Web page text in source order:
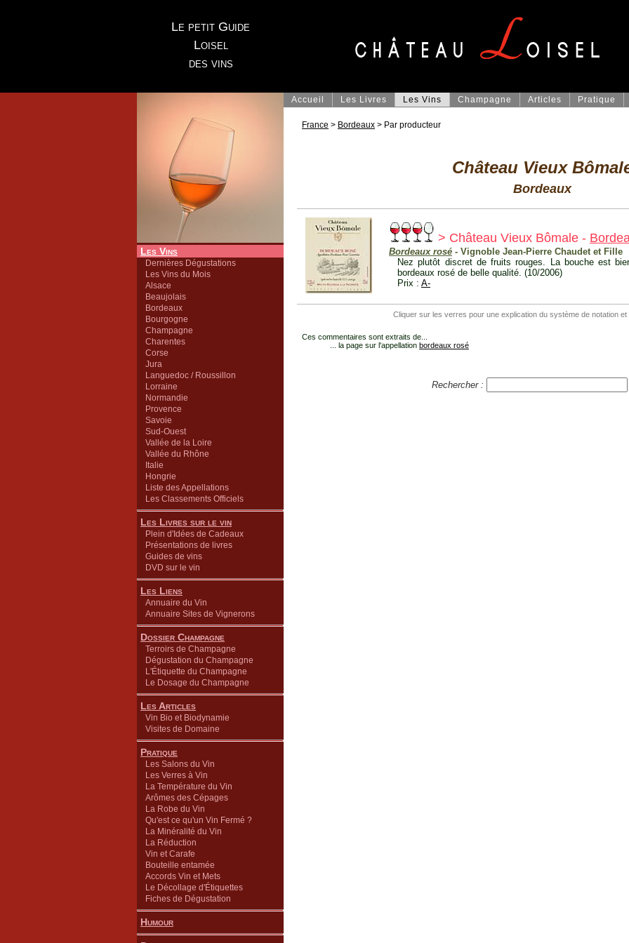
Le petit Guide
Loisel
des vins
Les Vins
Dernières Dégustations
Les Vins du Mois
Alsace
Beaujolais
Bordeaux
Bourgogne
Champagne
Charentes
Corse
Jura
Languedoc / Roussillon
Lorraine
Normandie
Provence
Savoie
Sud-Ouest
Vallée de la Loire
Vallée du Rhône
Italie
Hongrie
Liste des Appellations
Les Classements Officiels
Les Livres sur le vin
Plein d'Idées de Cadeaux
Présentations de livres
Guides de vins
DVD sur le vin
Les Liens
Annuaire du Vin
Annuaire Sites de Vignerons
Dossier Champagne
Terroirs de Champagne
Dégustation du Champagne
L'Étiquette du Champagne
Le Dosage du Champagne
Les Articles
Vin Bio et Biodynamie
Visites de Domaine
Pratique
Les Salons du Vin
Les Verres à Vin
La Température du Vin
Arômes des Cépages
La Robe du Vin
Qu'est ce qu'un Vin Fermé ?
La Minéralité du Vin
La Réduction
Vin et Carafe
Bouteille entamée
Accords Vin et Mets
Le Décollage d'Étiquettes
Fiches de Dégustation
Humour
Accueil Les Livres Les Vins Champagne Articles Pratique
France > Bordeaux > Par producteur
Château Vieux
Bordeaux
> Château Vieux Bômale -
Bordeaux rosé - Vignoble Jean-Pierre Chaudet et Fille
Nez plutôt discret de fruits rouges. La bouche est
bordeaux rosé de belle qualité. (10/2006)
Prix : A-
Cliquer sur les verres pour une explication du système de notation et
Ces commentaires sont extraits de...
... la page sur l'appellation bordeaux rosé
Rechercher :